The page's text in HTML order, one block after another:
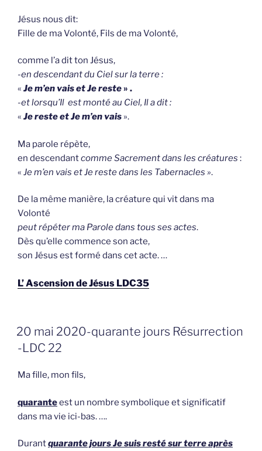
Jésus nous dit:
Fille de ma Volonté, Fils de ma Volonté,
comme l’a dit ton Jésus,
-en descendant du Ciel sur la terre :
« Je m’en vais et Je reste» .
-et lorsqu’Il est monté au Ciel, Il a dit :
« Je reste et Je m’en vais ».
Ma parole répète,
en descendantcomme Sacrement dans les créatures :
« Je m’en vais et Je reste dans les Tabernacles ».
De la même manière, la créature qui vit dans ma
Volonté
peut répéter ma Parole dans tous ses actes.
Dès qu’elle commence son acte,
son Jésus est formé dans cet acte. …
L’ Ascension de Jésus LDC35
GEPLAATST
OP
20 mai 2020-quarante jours Résurrection
-LDC 22
Ma fille, mon fils,
quaranteest un nombre symbolique et significatif
dans ma vie ici-bas. ….
Durantquarante jours Je suis resté sur terre après